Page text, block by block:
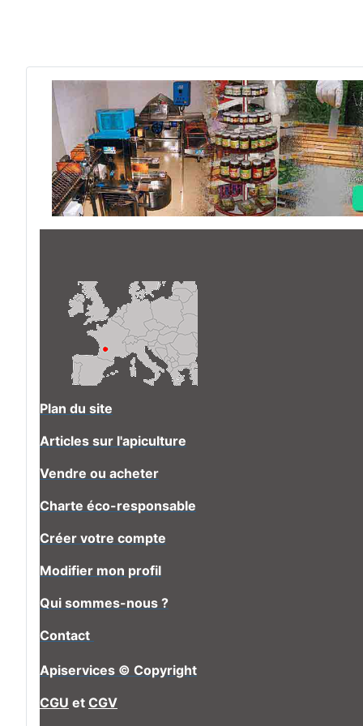
Plan du site
Articles sur l'apiculture
Vendre ou acheter
Charte éco-responsable
Créer votre compte
Modifier mon profil
Qui sommes-nous ?
Contact
Apiservices © Copyright
CGU et CGV